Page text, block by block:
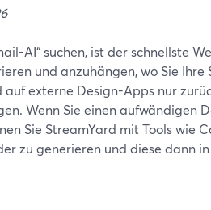
AI“ suchen, ist der schnellste
und anzuhängen, wo Sie
externe Design-Apps nur
Wenn Sie einen aufwändigen
Sie StreamYard mit Tools wie
zu generieren und diese dann